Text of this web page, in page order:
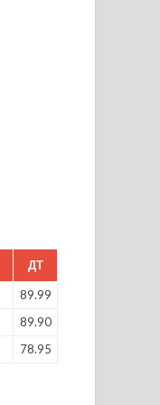
ДТ
89.99
89.90
78.95